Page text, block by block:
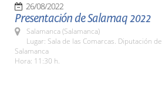
26/08/2022
Presentación de Salamaq 2022
Salamanca (Salamanca)
Lugar: Sala de las Comarcas. Diputación de
Salamanca
Hora: 11:30 h.